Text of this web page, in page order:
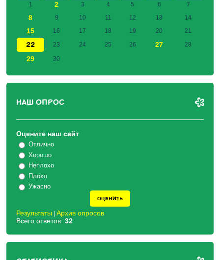
1 2 3 4 5 6 7
8 9 10 11 12 13 14
15 16 17 18 19 20 21
22 23 24 25 26 27 28
29 30
НАШ ОПРОС
Оцените наш сайт
Отлично
Хорошо
Неплохо
Плохо
Ужасно
Результаты |Архив опросов
Всего ответов:32